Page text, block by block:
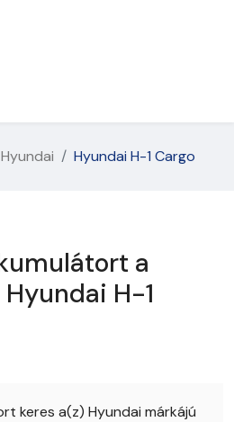
Hyundai Hyundai H-1 Cargo
a
H-1
keres a(z) Hyundai márkájú